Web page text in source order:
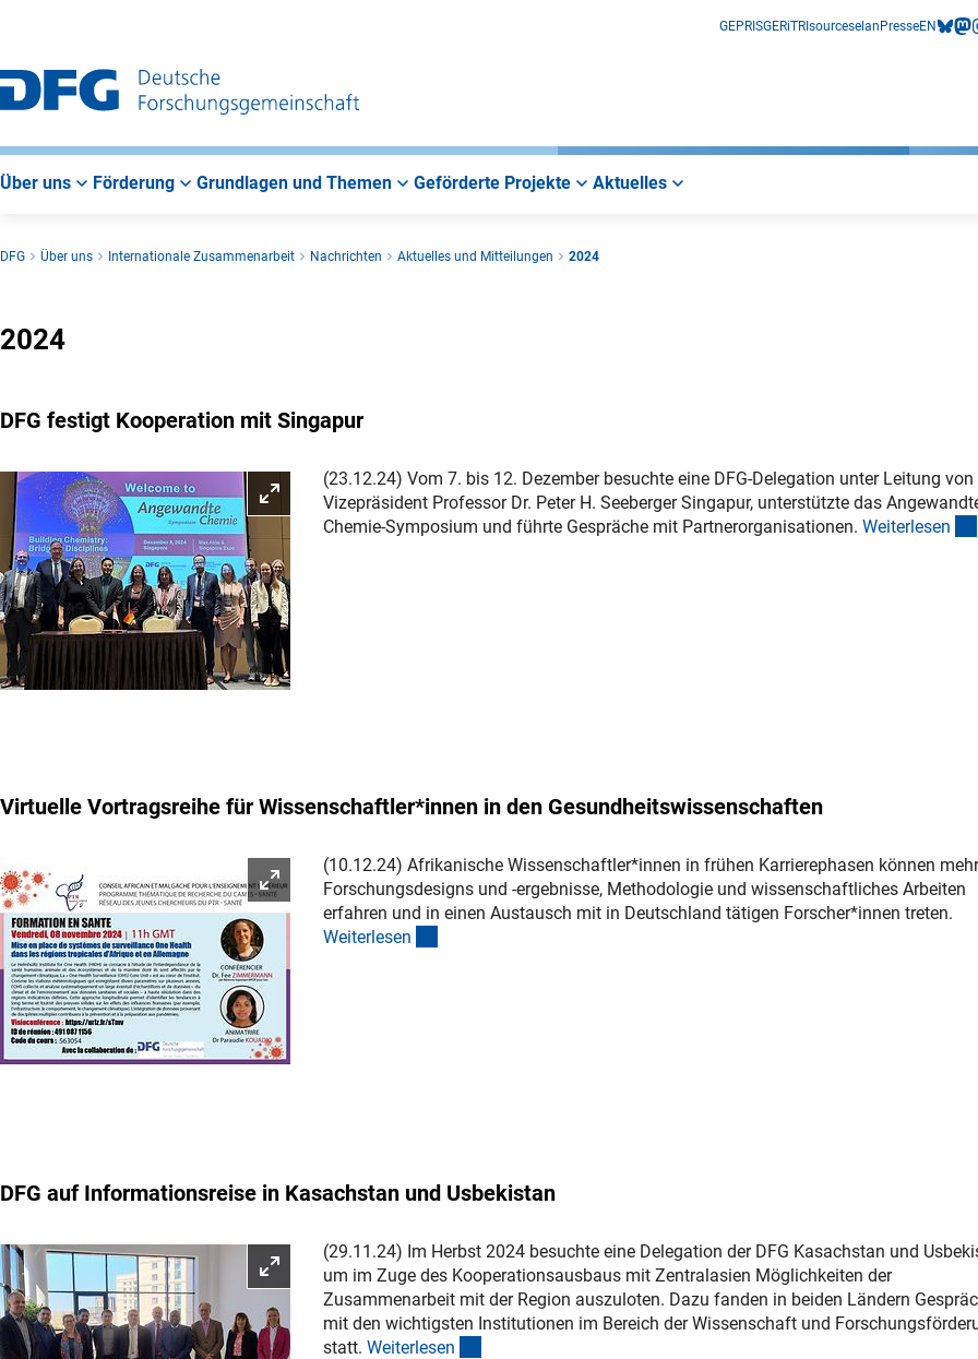
GEPRISGERiTRIsourceselan PresseEN
Über uns Förderung Grundlagen und Themen Geförderte Projekte Aktuelles
DFG Über uns Internationale Zusammenarbeit Nachrichten Aktuelles und Mitteilungen 2024
2024
DFG festigt Kooperation mit Singapur
Bild vergrößern
(23.12.24) Vom 7. bis 12. Dezember besuchte eine DFG-Delegation unter Leitung von
Vizepräsident Professor Dr. Peter H. Seeberger Singapur, unterstützte das
Chemie-Symposium und führte Gespräche mit Partnerorganisationen. Weiterlesen
Virtuelle Vortragsreihe für Wissenschaftler*innen in den Gesundheitswissenschaften
Bild vergrößern
(10.12.24) Afrikanische Wissenschaftler*innen in frühen Karrierephasen können
Forschungsdesigns und -ergebnisse, Methodologie und wissenschaftliches Arbeiten
erfahren und in einen Austausch mit in Deutschland tätigen Forscher*innen treten.
Weiterlesen
DFG auf Informationsreise in Kasachstan und Usbekistan
Bild vergrößern
(29.11.24) Im Herbst 2024 besuchte eine Delegation der DFG Kasachstan und
um im Zuge des Kooperationsausbaus mit Zentralasien Möglichkeiten der
Zusammenarbeit mit der Region auszuloten. Dazu fanden in beiden Ländern
mit den wichtigsten Institutionen im Bereich der Wissenschaft und
statt. Weiterlesen